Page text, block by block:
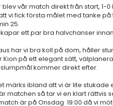
blev vår match direkt från start, 1-
vi fick första målet med tanke
25.
ett par bra halvchanser
har vi bra koll på dom, håller
Kion på ett elegant sätt,
kommer direkt efter.
märks ibland att vi är lite
matchen så tar vi en klart rättvis
är på Onsdag 19:00 då vi